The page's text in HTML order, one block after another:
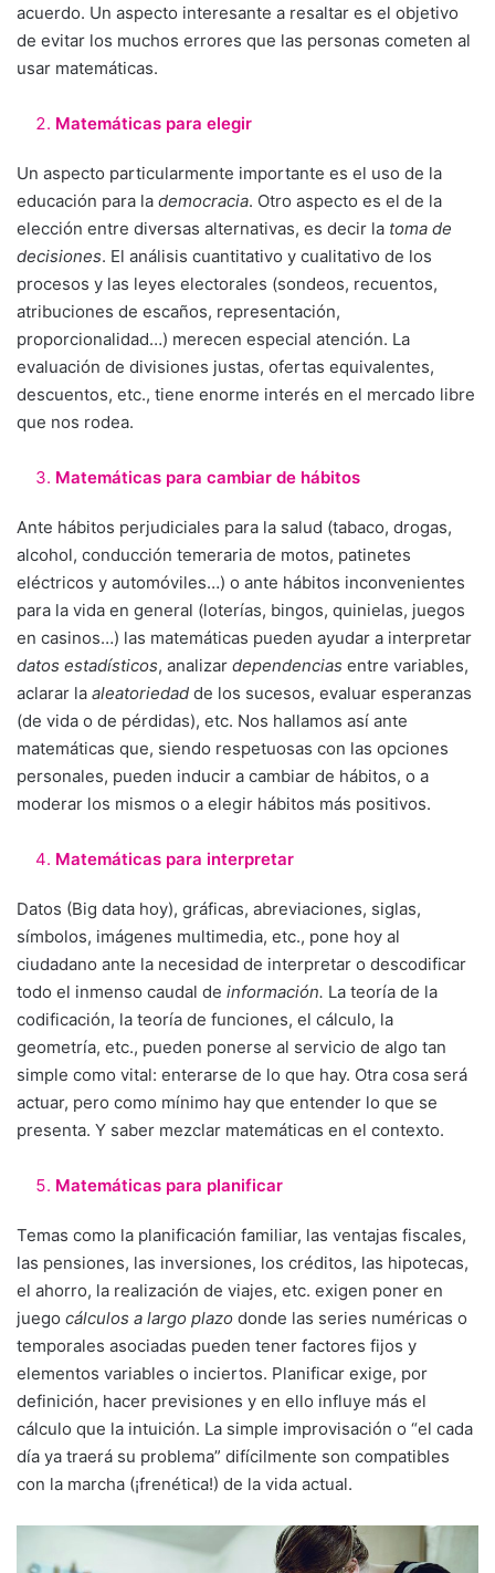
acuerdo. Un aspecto interesante a resaltar es el objetivo
de evitar los muchos errores que las personas cometen al
usar matemáticas.
Matemáticas para elegir
Un aspecto particularmente importante es el uso de la
educación para la democracia. Otro aspecto es el de la
elección entre diversas alternativas, es decir la toma de
decisiones. El análisis cuantitativo y cualitativo de los
procesos y las leyes electorales (sondeos, recuentos,
atribuciones de escaños, representación,
proporcionalidad…) merecen especial atención. La
evaluación de divisiones justas, ofertas equivalentes,
descuentos, etc., tiene enorme interés en el mercado libre
que nos rodea.
Matemáticas para cambiar de hábitos
Ante hábitos perjudiciales para la salud (tabaco, drogas,
alcohol, conducción temeraria de motos, patinetes
eléctricos y automóviles…) o ante hábitos inconvenientes
para la vida en general (loterías, bingos, quinielas, juegos
en casinos…) las matemáticas pueden ayudar a interpretar
datos estadísticos, analizar dependencias entre variables,
aclarar la aleatoriedad de los sucesos, evaluar esperanzas
(de vida o de pérdidas), etc. Nos hallamos así ante
matemáticas que, siendo respetuosas con las opciones
personales, pueden inducir a cambiar de hábitos, o a
moderar los mismos o a elegir hábitos más positivos.
Matemáticas para interpretar
Datos (Big data hoy), gráficas, abreviaciones, siglas,
símbolos, imágenes multimedia, etc., pone hoy al
ciudadano ante la necesidad de interpretar o descodificar
todo el inmenso caudal de información. La teoría de la
codificación, la teoría de funciones, el cálculo, la
geometría, etc., pueden ponerse al servicio de algo tan
simple como vital: enterarse de lo que hay. Otra cosa será
actuar, pero como mínimo hay que entender lo que se
presenta. Y saber mezclar matemáticas en el contexto.
Matemáticas para planificar
Temas como la planificación familiar, las ventajas fiscales,
las pensiones, las inversiones, los créditos, las hipotecas,
el ahorro, la realización de viajes, etc. exigen poner en
juego cálculos a largo plazo donde las series numéricas o
temporales asociadas pueden tener factores fijos y
elementos variables o inciertos. Planificar exige, por
definición, hacer previsiones y en ello influye más el
cálculo que la intuición. La simple improvisación o “el cada
día ya traerá su problema” difícilmente son compatibles
con la marcha (¡frenética!) de la vida actual.